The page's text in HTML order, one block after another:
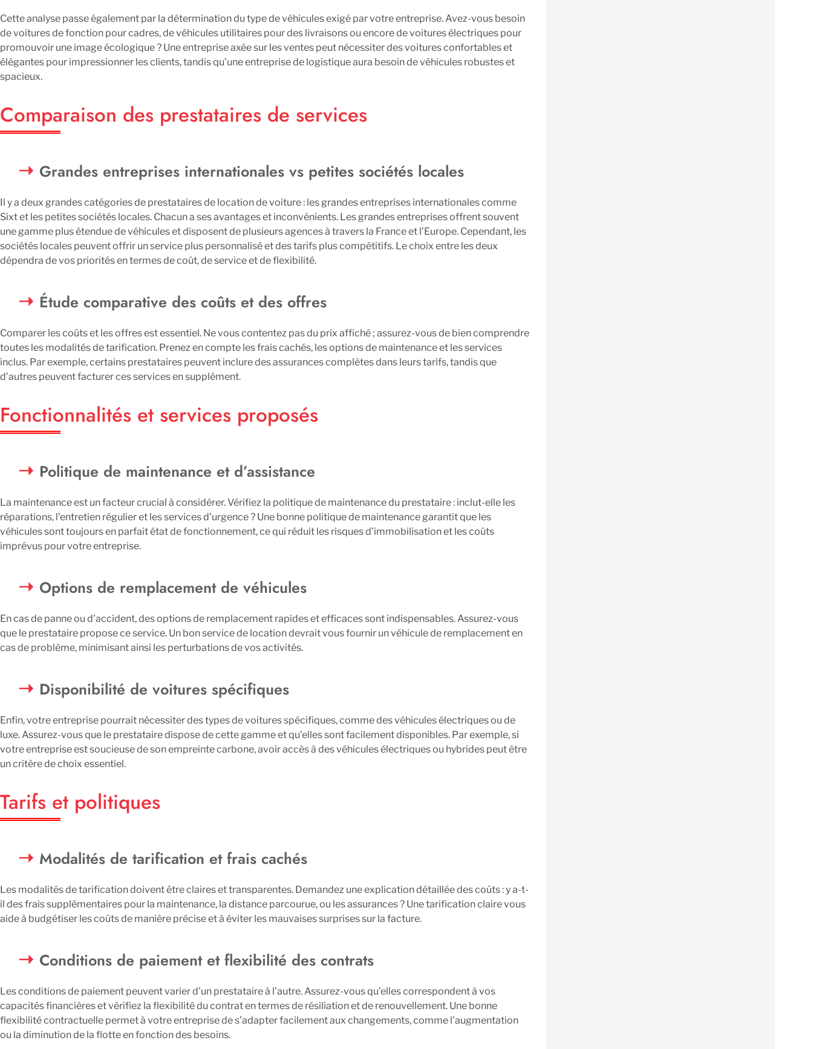
Cette analyse passe également par la détermination du type de véhicules exigé par votre entreprise. Avez-vous besoin
de voitures de fonction pour cadres, de véhicules utilitaires pour des livraisons ou encore de voitures électriques pour
promouvoir une image écologique ? Une entreprise axée sur les ventes peut nécessiter des voitures confortables et
élégantes pour impressionner les clients, tandis qu’une entreprise de logistique aura besoin de véhicules robustes et
spacieux.
Comparaison des prestataires de services
Grandes entreprises internationales vs petites sociétés locales
Il y a deux grandes catégories de prestataires de location de voiture : les grandes entreprises internationales comme
Sixt et les petites sociétés locales. Chacun a ses avantages et inconvénients. Les grandes entreprises offrent souvent
une gamme plus étendue de véhicules et disposent de plusieurs agences à travers la France et l’Europe. Cependant, les
sociétés locales peuvent offrir un service plus personnalisé et des tarifs plus compétitifs. Le choix entre les deux
dépendra de vos priorités en termes de coût, de service et de flexibilité.
Étude comparative des coûts et des offres
Comparer les coûts et les offres est essentiel. Ne vous contentez pas du prix affiché ; assurez-vous de bien comprendre
toutes les modalités de tarification. Prenez en compte les frais cachés, les options de maintenance et les services
inclus. Par exemple, certains prestataires peuvent inclure des assurances complètes dans leurs tarifs, tandis que
d’autres peuvent facturer ces services en supplément.
Fonctionnalités et services proposés
Politique de maintenance et d’assistance
La maintenance est un facteur crucial à considérer. Vérifiez la politique de maintenance du prestataire : inclut-elle les
réparations, l’entretien régulier et les services d’urgence ? Une bonne politique de maintenance garantit que les
véhicules sont toujours en parfait état de fonctionnement, ce qui réduit les risques d’immobilisation et les coûts
imprévus pour votre entreprise.
Options de remplacement de véhicules
En cas de panne ou d’accident, des options de remplacement rapides et efficaces sont indispensables. Assurez-vous
que le prestataire propose ce service. Un bon service de location devrait vous fournir un véhicule de remplacement en
cas de problème, minimisant ainsi les perturbations de vos activités.
Disponibilité de voitures spécifiques
Enfin, votre entreprise pourrait nécessiter des types de voitures spécifiques, comme des véhicules électriques ou de
luxe. Assurez-vous que le prestataire dispose de cette gamme et qu’elles sont facilement disponibles. Par exemple, si
votre entreprise est soucieuse de son empreinte carbone, avoir accès à des véhicules électriques ou hybrides peut être
un critère de choix essentiel.
Tarifs et politiques
Modalités de tarification et frais cachés
Les modalités de tarification doivent être claires et transparentes. Demandez une explication détaillée des coûts : y a-t-
il des frais supplémentaires pour la maintenance, la distance parcourue, ou les assurances ? Une tarification claire vous
aide à budgétiser les coûts de manière précise et à éviter les mauvaises surprises sur la facture.
Conditions de paiement et flexibilité des contrats
Les conditions de paiement peuvent varier d’un prestataire à l’autre. Assurez-vous qu’elles correspondent à vos
capacités financières et vérifiez la flexibilité du contrat en termes de résiliation et de renouvellement. Une bonne
flexibilité contractuelle permet à votre entreprise de s’adapter facilement aux changements, comme l’augmentation
ou la diminution de la flotte en fonction des besoins.